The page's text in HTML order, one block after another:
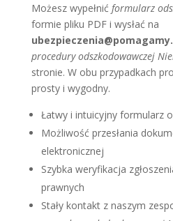
Możesz wypełnić formularz
formie pliku PDF i wysłać na
procedury odszkodowawczej
stronie. W obu przypadkach
prosty i wygodny.
Łatwy i intuicyjny formularz
Możliwość przesłania
elektronicznej
Szybka weryfikacja
prawnych
Stały kontakt z naszym